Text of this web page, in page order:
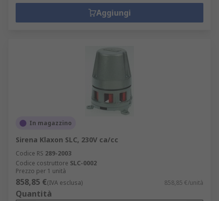
Aggiungi
In magazzino
Sirena Klaxon SLC, 230V ca/cc
Codice RS 289-2003
Codice costruttore SLC-0002
Prezzo per 1 unità
858,85 €(IVA esclusa) 858,85 €/unità
Quantità